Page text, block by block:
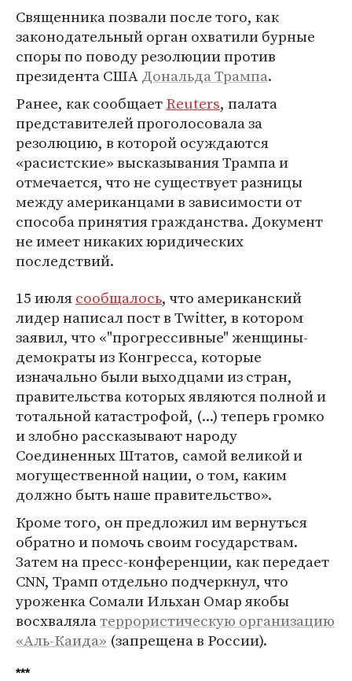
Священника позвали после того, как
законодательный орган охватили бурные
споры по поводу резолюции против
президента СШАДональда Трампа.
Ранее, как сообщаетReuters, палата
представителей проголосовала за
резолюцию, в которой осуждаются
«расистские» высказывания Трампа и
отмечается, что не существует разницы
между американцами в зависимости от
способа принятия гражданства. Документ
не имеет никаких юридических
последствий.
15 июлясообщалось, что американский
лидер написал пост в Twitter, в котором
заявил, что «"прогрессивные" женщины-
демократы из Конгресса, которые
изначально были выходцами из стран,
правительства которых являются полной и
тотальной катастрофой, (...) теперь громко
и злобно рассказывают народу
Соединенных Штатов, самой великой и
могущественной нации, о том, каким
должно быть наше правительство».
Кроме того, он предложил им вернуться
обратно и помочь своим государствам.
Затем на пресс-конференции, как передает
CNN, Трамп отдельно подчеркнул, что
уроженка Сомали Ильхан Омар якобы
восхвалялатеррористическую организацию
«Аль-Каида» (запрещена в России).
***